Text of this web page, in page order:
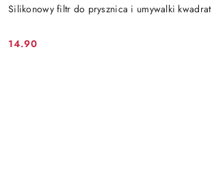
Silikonowy filtr do prysznica i umywalki kwadrat
Cena:
14.90